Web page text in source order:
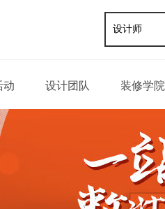
设计师
动 设计团队 装修学院
软装攻略
轻松一刻